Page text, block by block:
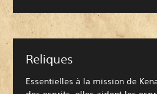
Reliques
Essentielles à la mission de